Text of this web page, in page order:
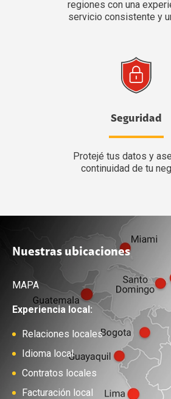
regiones con una
servicio consistente y
Seguridad
Protejé tus datos y
continuidad de tu
Nuestras ubicaciones
MAPA
Experiencia local:
Relaciones locales
Idioma local
Contratos locales
Facturación local